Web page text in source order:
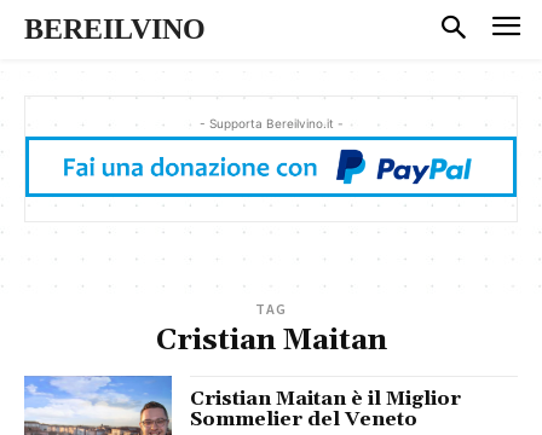
BEREILVINO
- Supporta Bereilvino.it -
TAG
Cristian Maitan
Cristian Maitan è il Miglior
Sommelier del Veneto